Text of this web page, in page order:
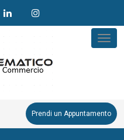
Prendi un Appuntamento